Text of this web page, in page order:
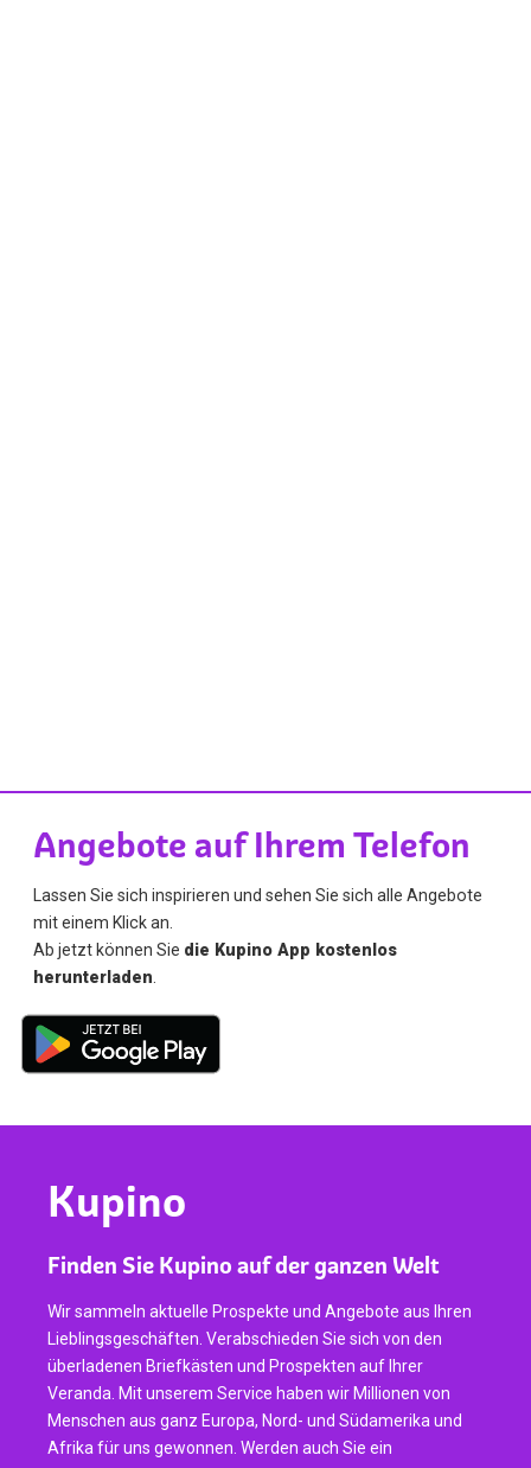
Angebote auf Ihrem Telefon
Lassen Sie sich inspirieren und sehen Sie sich alle Angebote
mit einem Klick an.
Ab jetzt können Sie die Kupino App kostenlos
herunterladen
Kupino
Finden Sie Kupino auf der ganzen Welt
Wir sammeln aktuelle Prospekte und Angebote aus Ihren
Lieblingsgeschäften. Verabschieden Sie sich von den
überladenen Briefkästen und Prospekten auf Ihrer
Veranda. Mit unserem Service haben wir Millionen von
Menschen aus ganz Europa, Nord- und Südamerika und
Afrika für uns gewonnen. Werden auch Sie ein